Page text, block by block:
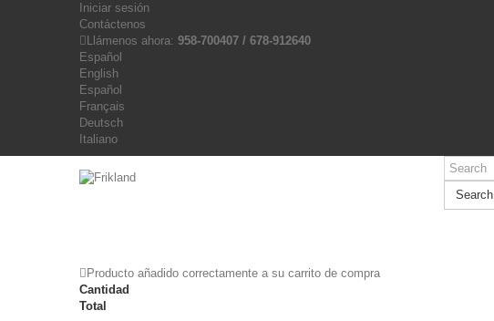
Iniciar sesión
Contáctenos
Llámenos ahora: 958-700407 / 678-912640
Español
English
Español
Français
Deutsch
Italiano
Search
Producto añadido correctamente a su carrito de compra
Cantidad
Total